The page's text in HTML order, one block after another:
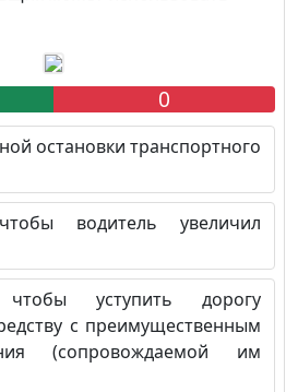
0
остановки транспортного
водитель увеличил
уступить дорогу
с преимущественным
(сопровождаемой им